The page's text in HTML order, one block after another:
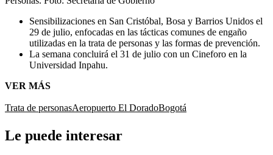
Sensibilizaciones en San Cristóbal, Bosa y Barrios Unidos el
29 de julio, enfocadas en las tácticas comunes de engaño
utilizadas en la trata de personas y las formas de prevención.
La semana concluirá el 31 de julio con un Cineforo en la
Universidad Inpahu.
VER MÁS
Trata de personasAeropuerto El DoradoBogotá
Le puede interesar